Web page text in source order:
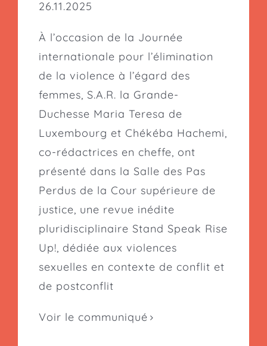
26.11.2025
À l’occasion de la Journée
internationale pour l’élimination
de la violence à l’égard des
femmes, S.A.R. la Grande-
Duchesse Maria Teresa de
Luxembourg et Chékéba Hachemi,
co-rédactrices en cheffe, ont
présenté dans la Salle des Pas
Perdus de la Cour supérieure de
justice, une revue inédite
pluridisciplinaire Stand Speak Rise
Up!, dédiée aux violences
sexuelles en contexte de conflit et
de postconflit
Voir le communiqué